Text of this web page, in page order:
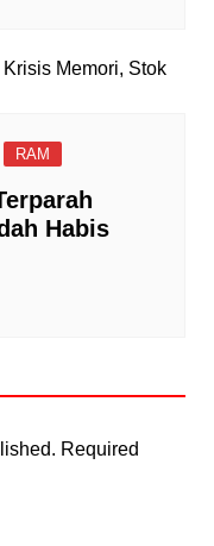
RAM
Habis
Required